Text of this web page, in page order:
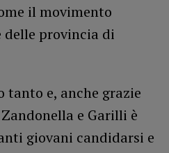
il movimento
delle provincia di
e, anche grazie
e Garilli è
giovani candidarsi e